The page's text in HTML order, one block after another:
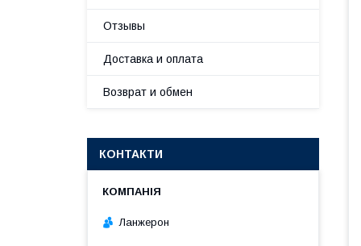
Отзывы
Доставка и оплата
Возврат и обмен
КОНТАКТИ
Ланжерон